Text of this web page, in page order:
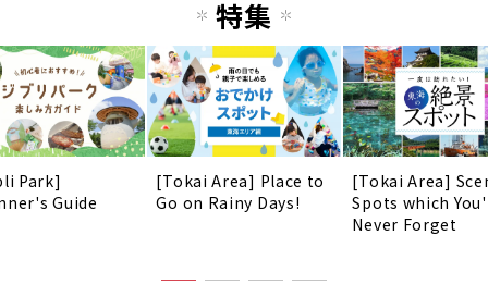
特集
Park]
Guide
[Tokai Area] Place to
Go on Rainy Days!
[Tokai Area]
Spots which
Never Forget